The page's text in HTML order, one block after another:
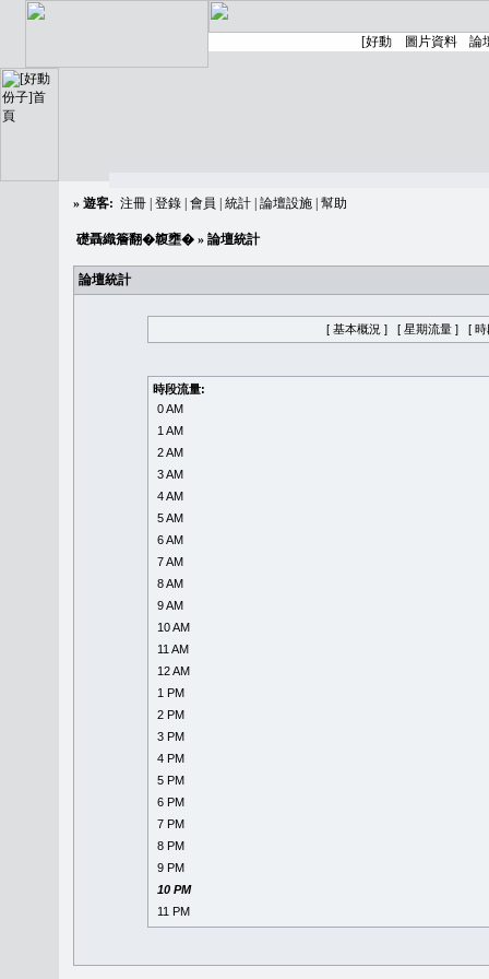
» 遊客: 注冊 登錄 會員 統計 論壇設施 幫助
礎聶織簷翻�䪖壅� » 論壇統計
論壇統計
[ 基本概況 ] [ 星期流量 ] [ 時
時段流量:
0 AM
1 AM
2 AM
3 AM
4 AM
5 AM
6 AM
7 AM
8 AM
9 AM
10 AM
11 AM
12 AM
1 PM
2 PM
3 PM
4 PM
5 PM
6 PM
7 PM
8 PM
9 PM
10 PM
11 PM